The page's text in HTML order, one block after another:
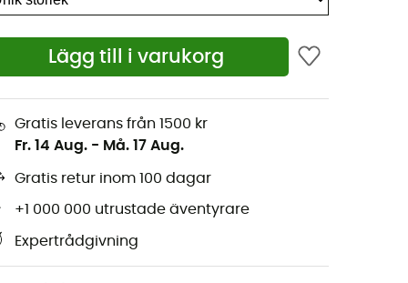
Lägg till i varukorg
Gratis leverans från 1500 kr
Fr. 14 Aug. - Må. 17 Aug.
Gratis retur inom 100 dagar
+1 000 000 utrustade äventyrare
Expertrådgivning